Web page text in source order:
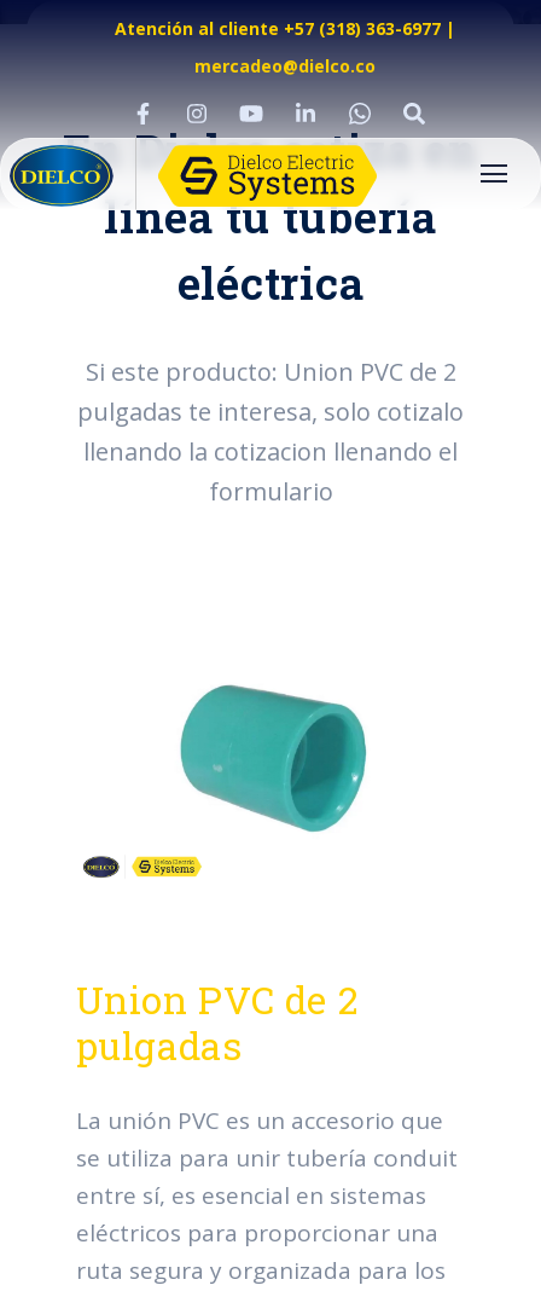
Atención al cliente +57 (318) 363-6977|
mercadeo@dielco.co
En Dielco cotiza en
línea tu tubería
eléctrica
Si este producto: Union PVC de 2
pulgadas te interesa, solo cotizalo
llenando la cotizacion llenando el
formulario
Union PVC de 2
pulgadas
La unión PVC es un accesorio que
se utiliza para unir tubería conduit
entre sí, es esencial en sistemas
eléctricos para proporcionar una
ruta segura y organizada para los